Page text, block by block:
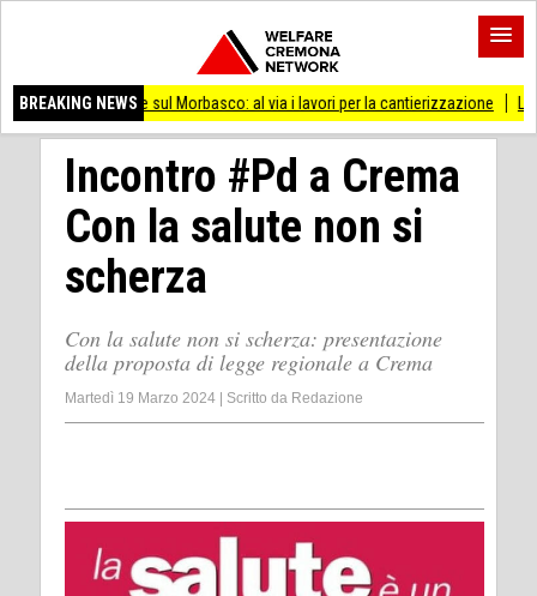
BREAKING NEWS
Ponte sul Morbasco: al via i lavori per la cantierizzazione La Notte di San
Incontro #Pd a Crema
Con la salute non si
scherza
Con la salute non si scherza: presentazione
della proposta di legge regionale a Crema
Martedì 19 Marzo 2024 Scritto da Redazione